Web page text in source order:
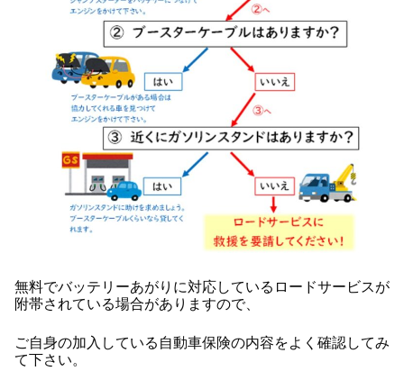
無料でバッテリーあがりに対応しているロードサービスが
附帯されている場合がありますので、
ご自身の加入している自動車保険の内容をよく確認してみ
て下さい。